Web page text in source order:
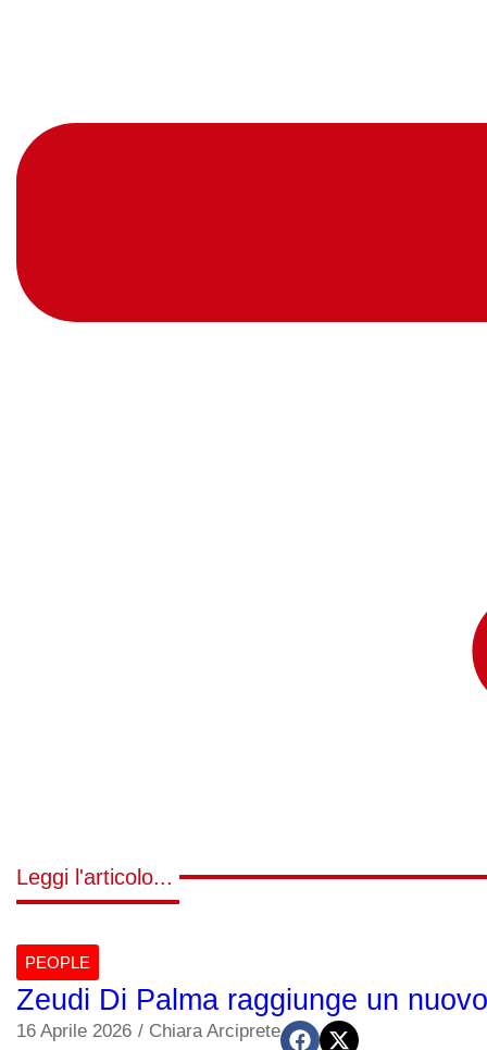
Leggi l'articolo...
PEOPLE
Zeudi Di Palma raggiunge un
16 Aprile 2026 / Chiara Arciprete